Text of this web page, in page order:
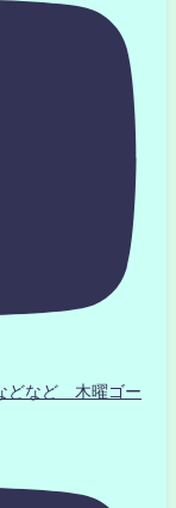
どなど 木曜ゴー